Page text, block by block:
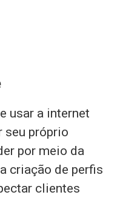
usar a internet
seu próprio
por meio da
criação de perfis
clientes